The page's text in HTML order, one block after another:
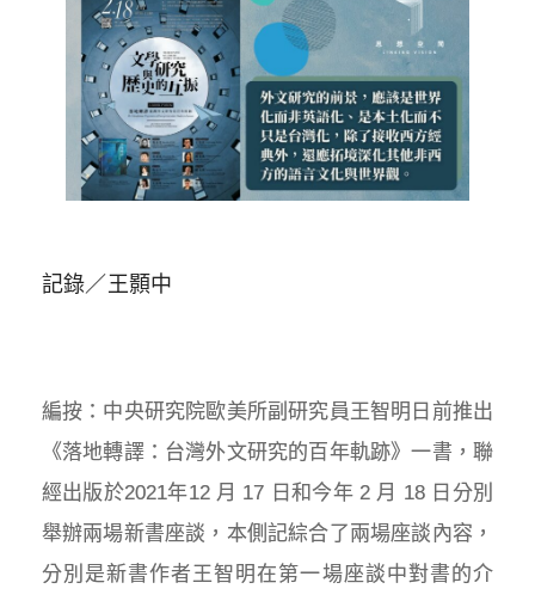
記錄／王顥中
編按：中央研究院歐美所副研究員王智明日前推出
《落地轉譯：台灣外文研究的百年軌跡》一書，聯
經出版於2021年12 月 17 日和今年 2 月 18 日分別
舉辦兩場新書座談，本側記綜合了兩場座談內容，
分別是新書作者王智明在第一場座談中對書的介